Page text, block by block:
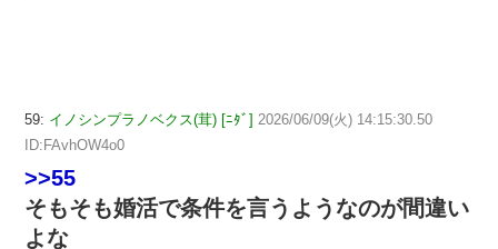
59: イノシンプラノベクス(茸) [ﾆﾀﾞ] 2026/06/09(火) 14:15:30.50
ID:FAvhOW4o0
>>55
そもそも婚活で条件を言うようなのが間違い
よな